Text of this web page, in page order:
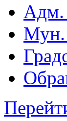
Адм.
Мун.